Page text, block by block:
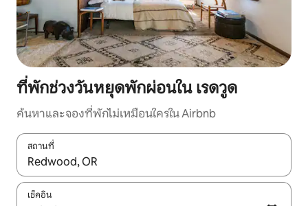
ที่พักช่วงวันหยุดพักผ่อนใน เรดวูด
ค้นหาและจองที่พักไม่เหมือนใครใน Airbnb
สถานที่
ใช้ลูกศรขึ้นลง หรือใช้การสัมผัสหรือปัด เพื่อสำรวจผลการค้นหา
เช็คอิน